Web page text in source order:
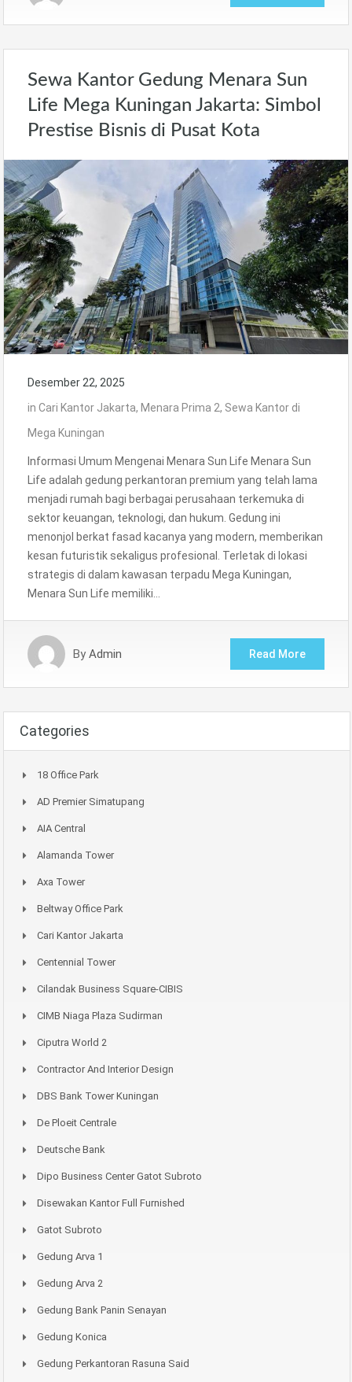
Sewa Kantor Gedung Menara Sun
Life Mega Kuningan Jakarta: Simbol
Prestise Bisnis di Pusat Kota
Desember 22, 2025
in Cari Kantor Jakarta, Menara Prima 2, Sewa Kantor di
Mega Kuningan
Informasi Umum Mengenai Menara Sun Life Menara Sun
Life adalah gedung perkantoran premium yang telah lama
menjadi rumah bagi berbagai perusahaan terkemuka di
sektor keuangan, teknologi, dan hukum. Gedung ini
menonjol berkat fasad kacanya yang modern, memberikan
kesan futuristik sekaligus profesional. Terletak di lokasi
strategis di dalam kawasan terpadu Mega Kuningan,
Menara Sun Life memiliki…
By Admin Read More
Categories
18 Office Park
AD Premier Simatupang
AIA Central
Alamanda Tower
Axa Tower
Beltway Office Park
Cari Kantor Jakarta
Centennial Tower
Cilandak Business Square-CIBIS
CIMB Niaga Plaza Sudirman
Ciputra World 2
Contractor And Interior Design
DBS Bank Tower Kuningan
De Ploeit Centrale
Deutsche Bank
Dipo Business Center Gatot Subroto
Disewakan Kantor Full Furnished
Gatot Subroto
Gedung Arva 1
Gedung Arva 2
Gedung Bank Panin Senayan
Gedung Konica
Gedung Perkantoran Rasuna Said